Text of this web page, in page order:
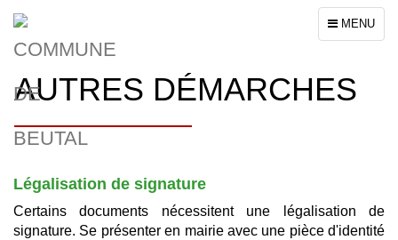
Toggle
navigation
MENU
AUTRES DÉMARCHES
Légalisation de signature
Certains documents nécessitent une légalisation de
signature. Se présenter en mairie avec une pièce d'identité